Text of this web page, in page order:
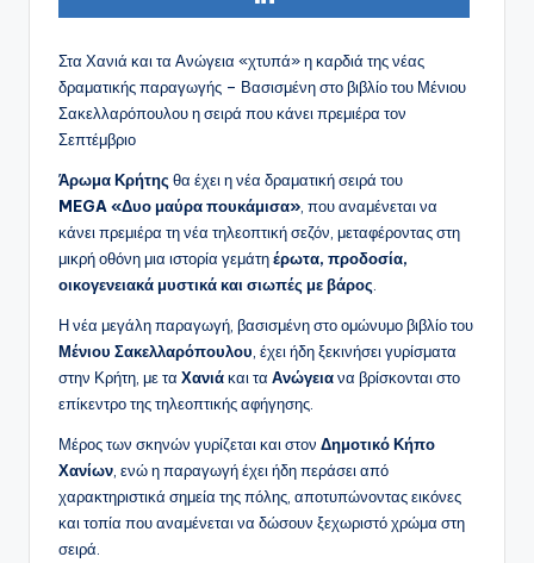
Στα Χανιά και τα Ανώγεια «χτυπά» η καρδιά της νέας
δραματικής παραγωγής – Βασισμένη στο βιβλίο του Μένιου
Σακελλαρόπουλου η σειρά που κάνει πρεμιέρα τον
Σεπτέμβριο
Άρωμα Κρήτης θα έχει η νέα δραματική σειρά του
MEGA «Δυο μαύρα πουκάμισα» , που αναμένεται να
κάνει πρεμιέρα τη νέα τηλεοπτική σεζόν, μεταφέροντας στη
μικρή οθόνη μια ιστορία γεμάτηέρωτα, προδοσία,
οικογενειακά μυστικά και σιωπές με βάρος
Η νέα μεγάλη παραγωγή, βασισμένη στο ομώνυμο βιβλίο του
Μένιου Σακελλαρόπουλου , έχει ήδη ξεκινήσει γυρίσματα
στην Κρήτη, με τα Χανιάκαι τα Ανώγειανα βρίσκονται στο
επίκεντρο της τηλεοπτικής αφήγησης.
Μέρος των σκηνών γυρίζεται και στον Δημοτικό Κήπο
Χανίων , ενώ η παραγωγή έχει ήδη περάσει από
χαρακτηριστικά σημεία της πόλης, αποτυπώνοντας εικόνες
και τοπία που αναμένεται να δώσουν ξεχωριστό χρώμα στη
σειρά.